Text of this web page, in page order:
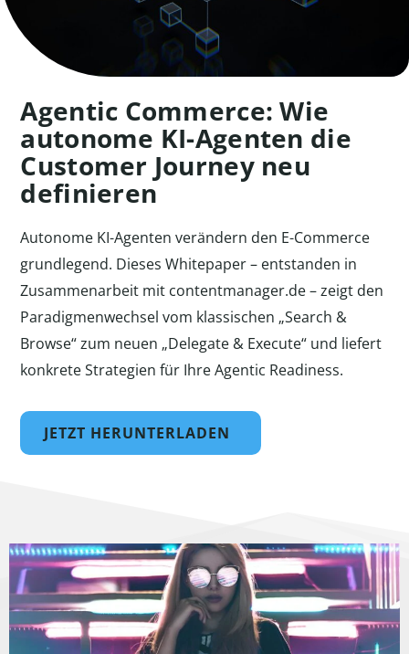
Agentic Commerce: Wie
autonome KI-Agenten die
Customer Journey neu
definieren
Autonome KI-Agenten verändern den E-Commerce
grundlegend. Dieses Whitepaper – entstanden in
Zusammenarbeit mit contentmanager.de – zeigt den
Paradigmenwechsel vom klassischen „Search &
Browse“ zum neuen „Delegate & Execute“ und liefert
konkrete Strategien für Ihre Agentic Readiness.
JETZT HERUNTERLADEN